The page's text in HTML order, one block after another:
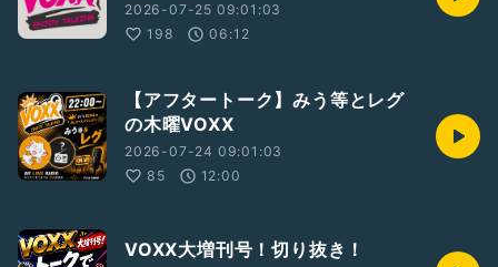
2026-07-25 09:01:03
198
06:12
【アフタートーク】みう等とレグ
の木曜VOXX
2026-07-24 09:01:03
85
12:00
VOXX大増刊号！切り抜き！